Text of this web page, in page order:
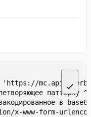
в
x-www-form-